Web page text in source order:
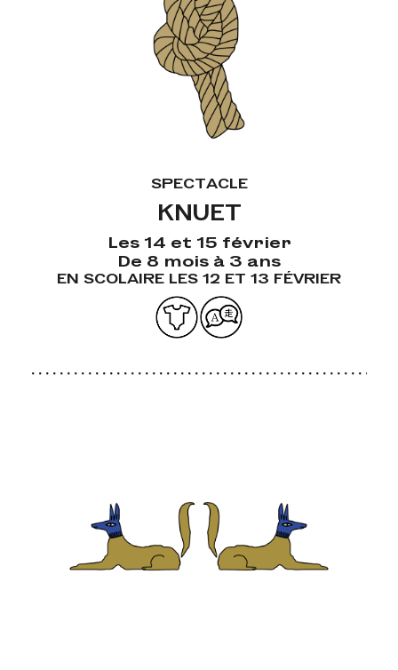
SPECTACLE
KNUET
Les 14 et 15 février
De 8 mois à 3 ans
EN SCOLAIRE LES 12 ET 13 FÉVRIER